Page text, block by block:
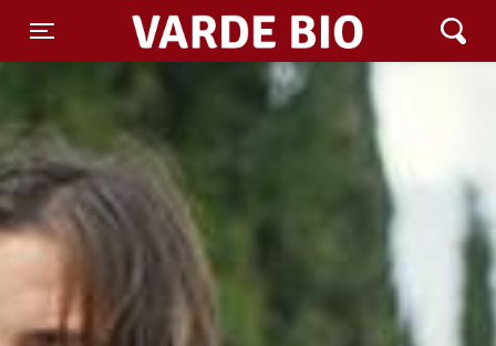
Toggle navigation
Varde Bio ApS